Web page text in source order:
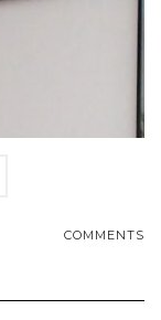
COMMENTS